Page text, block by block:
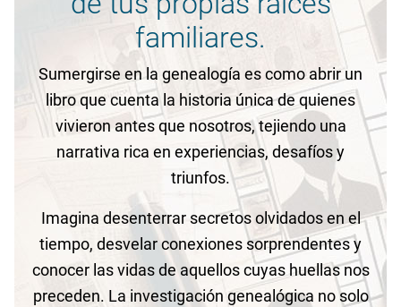
familiares.
Sumergirse en la genealogía es como abrir un
libro que cuenta la historia única de quienes
vivieron antes que nosotros, tejiendo una
narrativa rica en experiencias, desafíos y
triunfos.
Imagina desenterrar secretos olvidados en el
tiempo, desvelar conexiones sorprendentes y
conocer las vidas de aquellos cuyas huellas nos
preceden. La investigación genealógica no solo